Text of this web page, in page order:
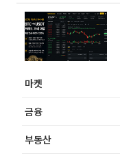
마켓
금융
부동산